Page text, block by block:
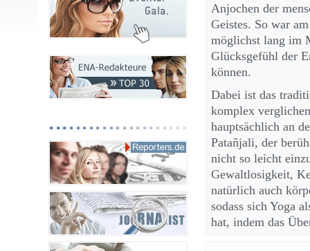
Anjochen der
Geistes. So war
möglichst lang im
Glücksgefühl der
können.
Dabei ist das
komplex
hauptsächlich an
Patañjali, der
nicht so leicht
Gewaltlosigkeit,
natürlich auch
sodass sich Yoga
hat, indem das